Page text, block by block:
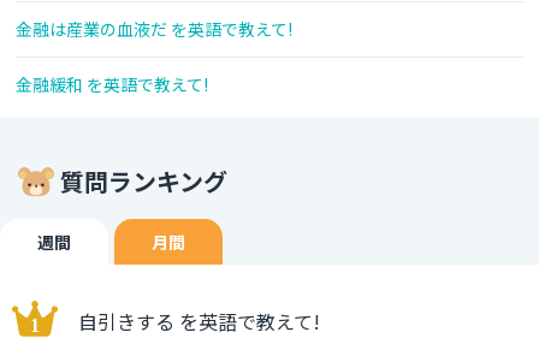
金融は産業の血液だ を英語で教えて!
金融緩和 を英語で教えて!
質問ランキング
週間 月間
自引きする を英語で教えて!